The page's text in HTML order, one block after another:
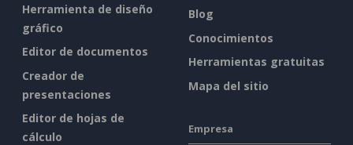
Herramienta de diseño
gráfico
Editor de documentos
Creador de
presentaciones
Editor de hojas de
cálculo
Blog
Conocimientos
Herramientas gratuitas
Mapa del sitio
Empresa